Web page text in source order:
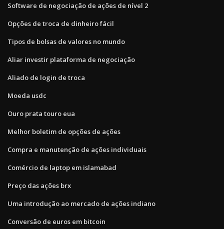
Software de negociação de ações de nível 2
Opções de troca de dinheiro fácil
Tipos de bolsas de valores no mundo
Aliar investir plataforma de negociação
Aliado de login de troca
Moeda usdc
Ouro prata touro eua
Melhor boletim de opções de ações
Compra e manutenção de ações individuais
Comércio de laptop em islamabad
Preço das ações brx
Uma introdução ao mercado de ações indiano
Conversão de euros em bitcoin